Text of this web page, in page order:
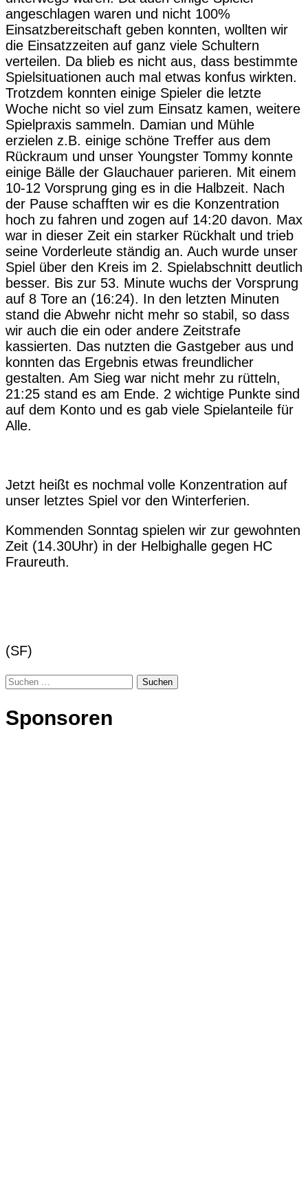
angeschlagen waren und nicht 100%
Einsatzbereitschaft geben konnten, wollten wir
die Einsatzzeiten auf ganz viele Schultern
verteilen. Da blieb es nicht aus, dass bestimmte
Spielsituationen auch mal etwas konfus wirkten.
Trotzdem konnten einige Spieler die letzte
Woche nicht so viel zum Einsatz kamen, weitere
Spielpraxis sammeln. Damian und Mühle
erzielen z.B. einige schöne Treffer aus dem
Rückraum und unser Youngster Tommy konnte
einige Bälle der Glauchauer parieren. Mit einem
10-12 Vorsprung ging es in die Halbzeit. Nach
der Pause schafften wir es die Konzentration
hoch zu fahren und zogen auf 14:20 davon. Max
war in dieser Zeit ein starker Rückhalt und trieb
seine Vorderleute ständig an. Auch wurde unser
Spiel über den Kreis im 2. Spielabschnitt deutlich
besser. Bis zur 53. Minute wuchs der Vorsprung
auf 8 Tore an (16:24). In den letzten Minuten
stand die Abwehr nicht mehr so stabil, so dass
wir auch die ein oder andere Zeitstrafe
kassierten. Das nutzten die Gastgeber aus und
konnten das Ergebnis etwas freundlicher
gestalten. Am Sieg war nicht mehr zu rütteln,
21:25 stand es am Ende. 2 wichtige Punkte sind
auf dem Konto und es gab viele Spielanteile für
Alle.
Jetzt heißt es nochmal volle Konzentration auf
unser letztes Spiel vor den Winterferien.
Kommenden Sonntag spielen wir zur gewohnten
Zeit (14.30Uhr) in der Helbighalle gegen HC
Fraureuth.
(SF)
Suchen
Sponsoren